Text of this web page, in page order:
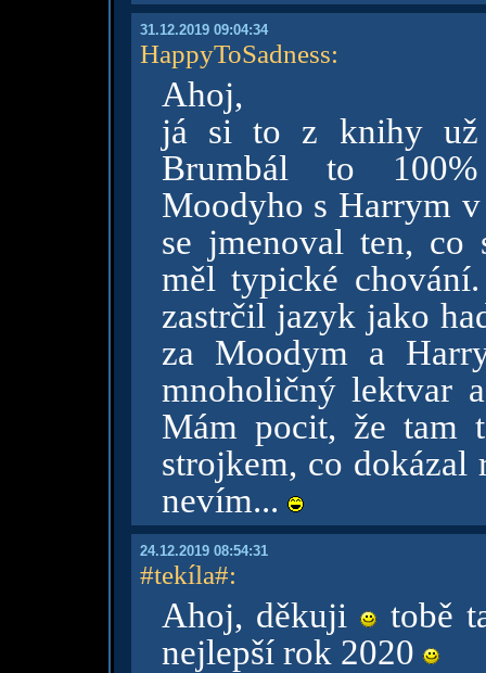
31.12.2019 09:04:34
HappyToSadness:
Ahoj,
já si to z knihy už
Brumbál to
Moodyho s Harrym
se jmenoval ten, co
měl typické
zastrčil jazyk jako
za Moodym a
mnoholičný lektvar
Mám pocit, že tam
strojkem, co dokázal
nevím...
24.12.2019 08:54:31
#tekíla#:
Ahoj, děkuji
tobě
nejlepší rok 2020